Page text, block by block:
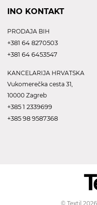
INO KONTAKT
PRODAJA BIH
+381 64 8270503
+381 64 6453547
KANCELARIJA HRVATSKA
Vukomerečka cesta 31,
10000 Zagreb
+385 1 2339699
+385 98 9587368
© Textil